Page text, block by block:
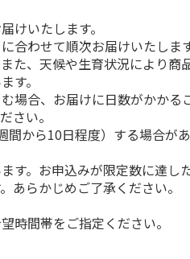
けいたします。
合わせて順次お届けいたしま
た、天候や生育状況により商
す。
場合、お届けに日数がかかる
さい。
から10日程度）する場合があ
す。お申込みが限定数に達し
あらかじめご了承ください。
時間帯をご指定ください。